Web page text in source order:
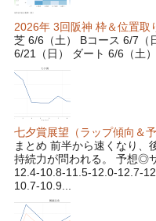
2026年 3回阪神 枠＆位置取
芝 6/6（土） Bコース 6/7（
6/21（日） ダート 6/6（土
七夕賞展望（ラップ傾向＆
まとめ 前半から速くなり、
持続力が問われる。 予想◎
12.4-10.8-11.5-12.0-12.7-
10.7-10.9...